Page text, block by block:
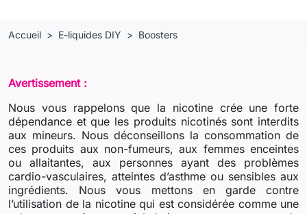
Accueil E-liquides DIY Boosters
Avertissement :
Nous vous rappelons que la nicotine crée une forte
dépendance et que les produits nicotinés sont interdits
aux mineurs. Nous déconseillons la consommation de
ces produits aux non-fumeurs, aux femmes enceintes
ou allaitantes, aux personnes ayant des problèmes
cardio-vasculaires, atteintes d’asthme ou sensibles aux
ingrédients. Nous vous mettons en garde contre
l’utilisation de la nicotine qui est considérée comme une